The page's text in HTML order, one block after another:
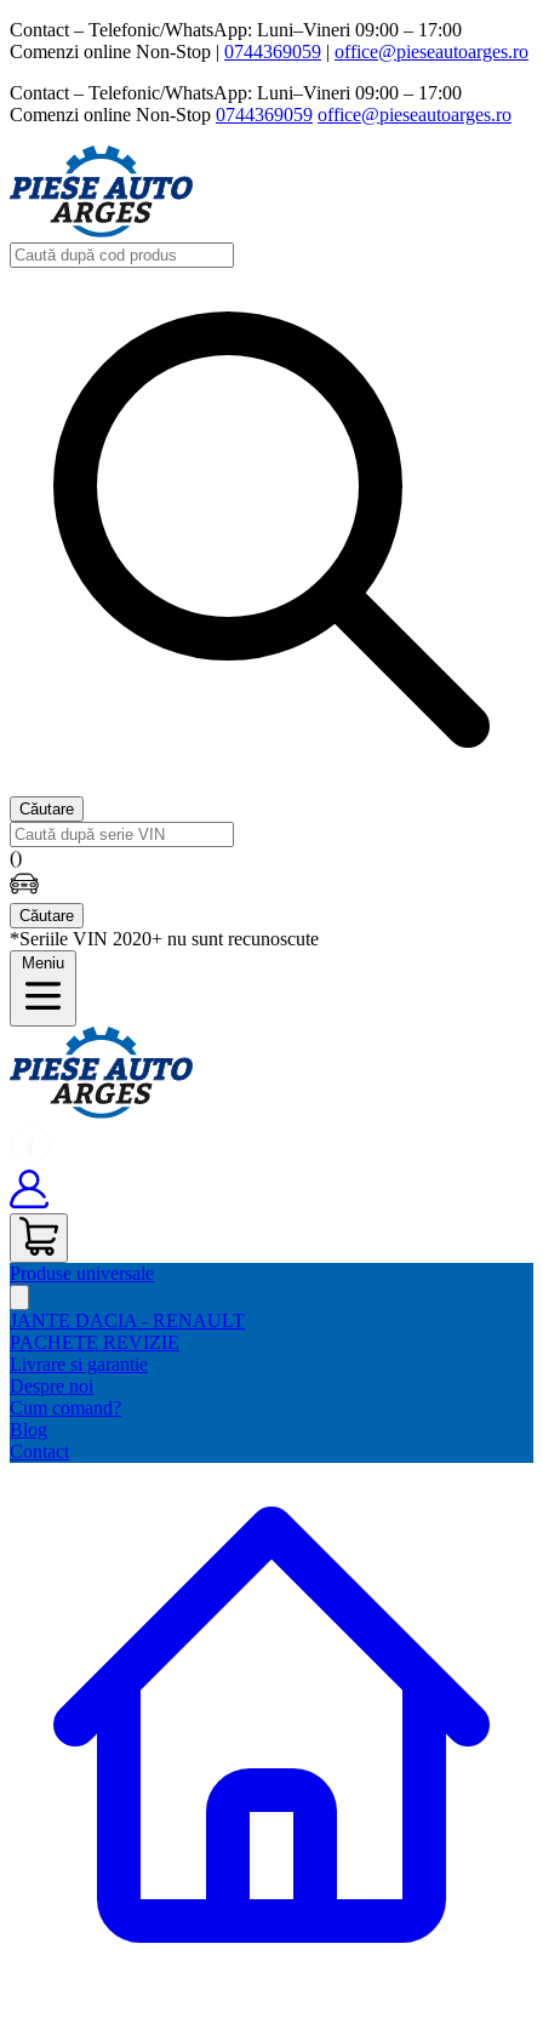
Contact – Telefonic/WhatsApp: Luni–Vineri 09:00 – 17:00
Comenzi online Non-Stop | 0744369059‬ | office@pieseautoarges.ro
Contact – Telefonic/WhatsApp: Luni–Vineri 09:00 – 17:00
Comenzi online Non-Stop 0744369059‬ office@pieseautoarges.ro
Căutare
()
Căutare
*Seriile VIN 2020+ nu sunt recunoscute
Meniu
Produse universale
JANTE DACIA - RENAULT
PACHETE REVIZIE
Livrare si garantie
Despre noi
Cum comand?
Blog
Contact